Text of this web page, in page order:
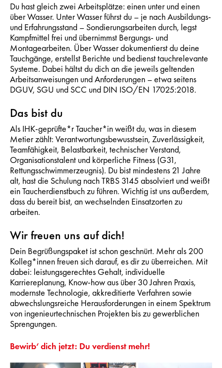
Du hast gleich zwei Arbeitsplätze: einen unter und einen
über Wasser. Unter Wasser führst du – je nach Ausbildungs-
und Erfahrungsstand – Sondierungsarbeiten durch, legst
Kampfmittel frei und übernimmst Bergungs- und
Montagearbeiten. Über Wasser dokumentierst du deine
Tauchgänge, erstellst Berichte und bedienst tauchrelevante
Systeme. Dabei hältst du dich an die jeweils geltenden
Arbeitsanweisungen und Anforderungen – etwa seitens
DGUV, SGU und SCC und DIN ISO/EN 17025:2018.
Das bist du
Als IHK-geprüfte*r Taucher*in weißt du, was in diesem
Metier zählt: Verantwortungsbewusstsein, Zuverlässigkeit,
Teamfähigkeit, Belastbarkeit, technischer Verstand,
Organisationstalent und körperliche Fitness (G31,
Rettungsschwimmerzeugnis). Du bist mindestens 21 Jahre
alt, hast die Schulung nach TRBS 3145 absolviert und weißt
ein Taucherdienstbuch zu führen. Wichtig ist uns außerdem,
dass du bereit bist, an wechselnden Einsatzorten zu
arbeiten.
Wir freuen uns auf dich!
Dein Begrüßungspaket ist schon geschnürt. Mehr als 200
Kolleg*innen freuen sich darauf, es dir zu überreichen. Mit
dabei: leistungsgerechtes Gehalt, individuelle
Karriereplanung, Know-how aus über 30 Jahren Praxis,
modernste Technologie, akkreditierte Verfahren sowie
abwechslungsreiche Herausforderungen in einem Spektrum
von ingenieurtechnischen Projekten bis zu gewerblichen
Sprengungen.
Bewirb‘ dich jetzt: Du verdienst mehr!